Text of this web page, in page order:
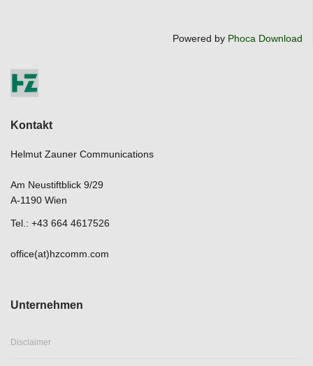
Powered by Phoca Download
Kontakt
Helmut Zauner Communications
Am Neustiftblick 9/29
A-1190 Wien
Tel.: +43 664 4617526
office(at)hzcomm.com
Unternehmen
Disclaimer